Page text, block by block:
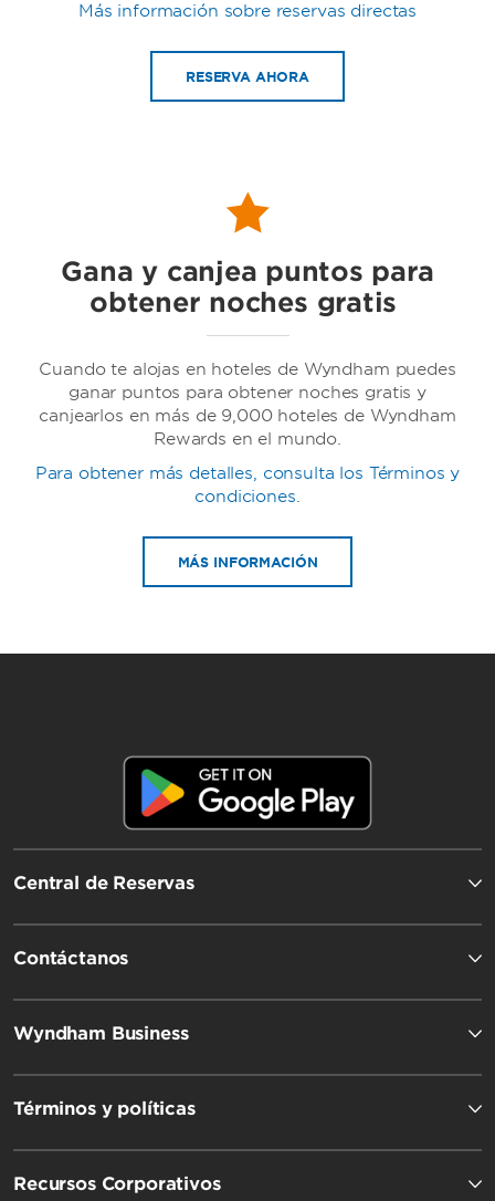
Wyndham
TRYP by Wyndham
Microtel by Wyndham
Más información sobre reservas directas
RESERVA AHORA
Gana y canjea puntos para
obtener noches gratis
Cuando te alojas en hoteles de Wyndham puedes
ganar puntos para obtener noches gratis y
canjearlos en más de 9,000 hoteles de Wyndham
Rewards en el mundo.
Para obtener más detalles, consulta los Términos y
condiciones.
MÁS INFORMACIÓN
Central de Reservas
Contáctanos
Wyndham Business
Términos y políticas
Recursos Corporativos